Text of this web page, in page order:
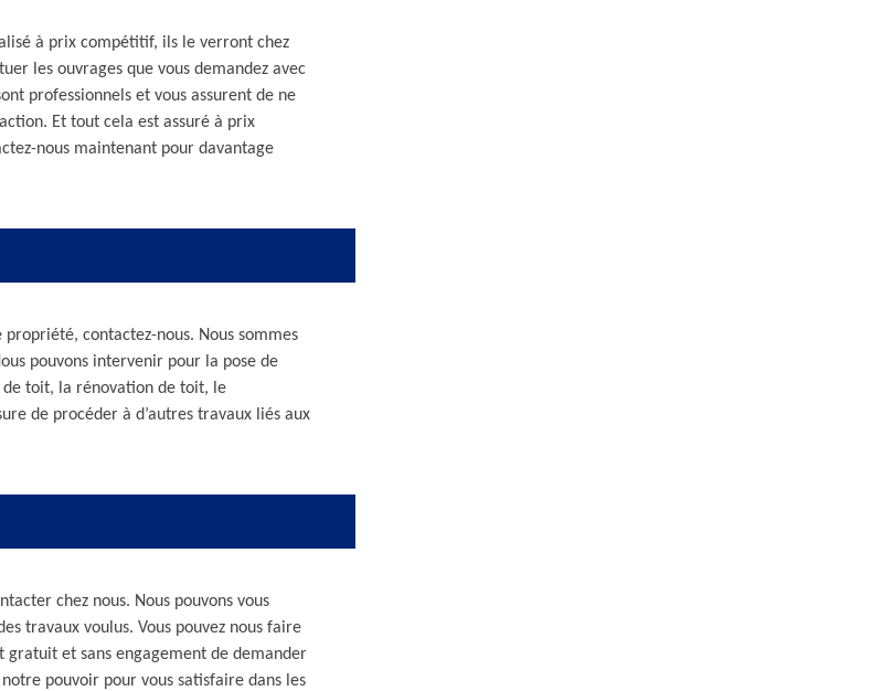
à prix compétitif, ils le verront chez
les ouvrages que vous demandez avec
professionnels et vous assurent de ne
Et tout cela est assuré à prix
nous maintenant pour davantage
contactez-nous. Nous sommes
pouvons intervenir pour la pose de
toit, la rénovation de toit, le
de procéder à d’autres travaux liés aux
chez nous. Nous pouvons vous
travaux voulus. Vous pouvez nous faire
gratuit et sans engagement de demander
pouvoir pour vous satisfaire dans les